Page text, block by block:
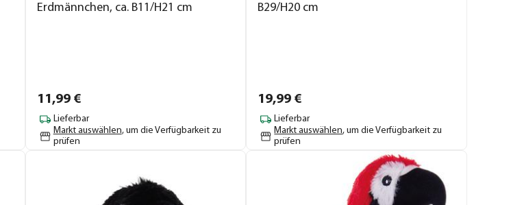
Erdmännchen, ca. B11/H21 cm
11,99€
Lieferbar
Markt auswählen, um die Verfügbarkeit zu
prüfen
B29/H20 cm
19,99 €
Lieferbar
Markt auswählen, um die Verfügbarkeit zu
prüfen